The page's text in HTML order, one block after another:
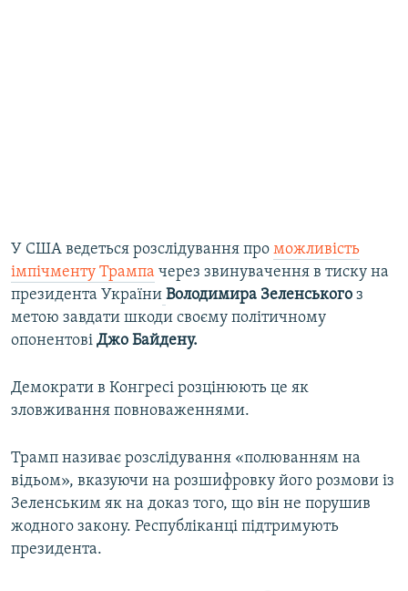
У США ведеться розслідування про можливість
імпічменту Трампа через звинувачення в тиску на
президента України Володимира Зеленського з
метою завдати шкоди своєму політичному
опонентові Джо Байдену.
Демократи в Конгресі розцінюють це як
зловживання повноваженнями.
Трамп називає розслідування «полюванням на
відьом», вказуючи на розшифровку його розмови із
Зеленським як на доказ того, що він не порушив
жодного закону. Республіканці підтримують
президента.